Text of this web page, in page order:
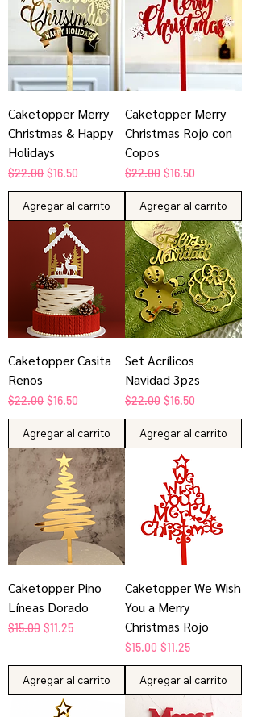
Caketopper Merry
Christmas & Happy
Holidays
Precio
$22.00 Precio de oferta
$16.50
Agregar al carrito
Caketopper Merry
Christmas Rojo con
Copos
Precio
$22.00 Precio de oferta
$16.50
Agregar al carrito
Caketopper Casita
Renos
Precio
$22.00 Precio de oferta
$16.50
Agregar al carrito
Set Acrílicos
Navidad 3pzs
Precio
$22.00 Precio de oferta
$16.50
Agregar al carrito
Caketopper Pino
Líneas Dorado
Precio
$15.00 Precio de oferta
$11.25
Agregar al carrito
Caketopper We Wish
You a Merry
Christmas Rojo
Precio
$15.00 Precio de oferta
$11.25
Agregar al carrito